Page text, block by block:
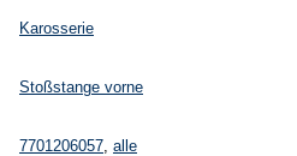
Karosserie
Stoßstange vorne
7701206057 alle